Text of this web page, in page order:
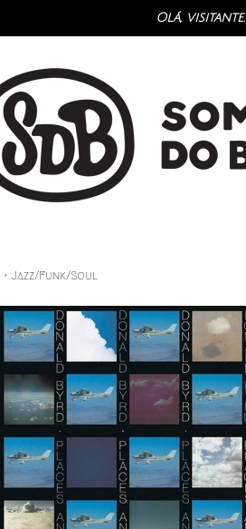
Olá, visitante.
› Jazz/Funk/Soul